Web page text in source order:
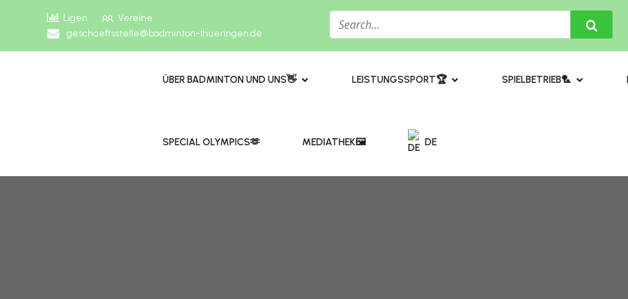
Ligen
Vereine
geschaeftsstelle@badminton-thueringen.de
ÜBER BADMINTON UND UNS👋 ​LEISTUNGSSPORT🏆 SPIELBETRIEB🏸
​​SPECIAL OLYMPICS🫶 MEDIATHEK🖼️​ DE